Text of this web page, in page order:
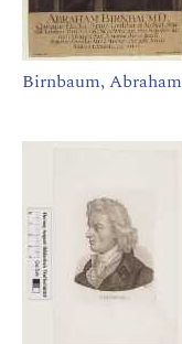
Birnbaum, Abraham